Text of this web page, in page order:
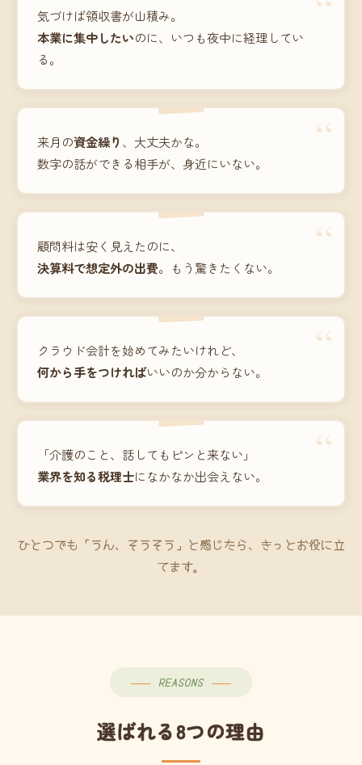
気づけば領収書が山積み。
本業に集中したいのに、いつも夜中に経理してい
る。
“
来月の資金繰り 、大丈夫かな。
数字の話ができる相手が、身近にいない。
“
顧問料は安く見えたのに、
決算料で想定外の出費。もう驚きたくない。
“
クラウド会計を始めてみたいけれど、
何から手をつければいいのか分からない。
“
「介護のこと、話してもピンと来ない」
業界を知る税理士になかなか出会えない。
ひとつでも「うん、そうそう」と感じたら、きっとお役に立
てます。
REASONS
選ばれる8つの理由